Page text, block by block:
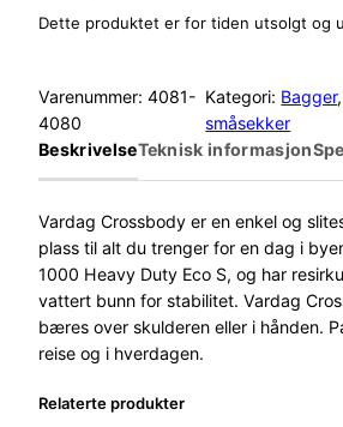
Dette produktet er for tiden utsolgt og
Varenummer: 4081-
4080
Kategori: Bagger,
småsekker
BeskrivelseTeknisk informasjon
Vardag Crossbody er en enkel og
plass til alt du trenger for en dag i
1000 Heavy Duty Eco S, og har
vattert bunn for stabilitet. Vardag
bæres over skulderen eller i hånden.
reise og i hverdagen.
Relaterte produkter